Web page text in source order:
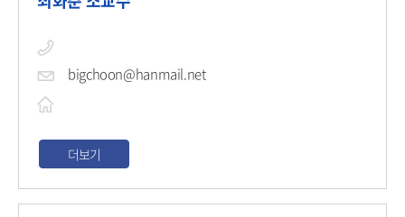
bigchoon@hanmail.net
더보기